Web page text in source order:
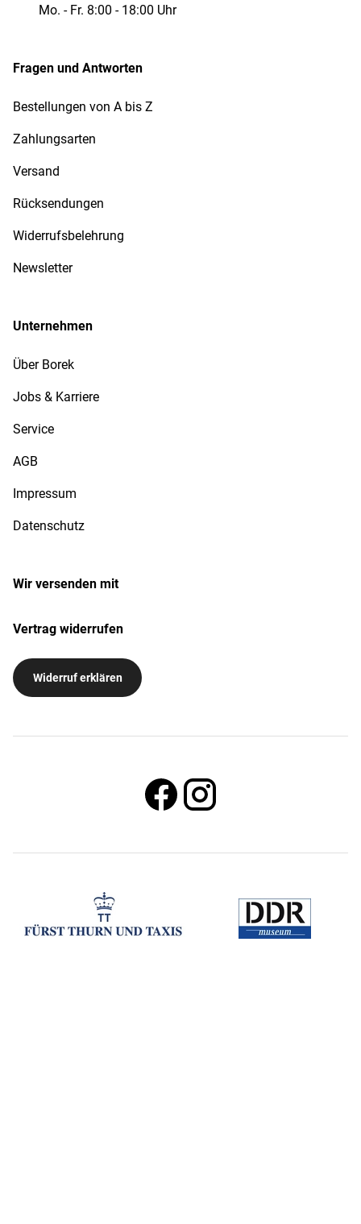
Mo. - Fr. 8:00 - 18:00 Uhr
Fragen und Antworten
Bestellungen von A bis Z
Zahlungsarten
Versand
Rücksendungen
Widerrufsbelehrung
Newsletter
Unternehmen
Über Borek
Jobs & Karriere
Service
AGB
Impressum
Datenschutz
Wir versenden mit
Vertrag widerrufen
Widerruf erklären